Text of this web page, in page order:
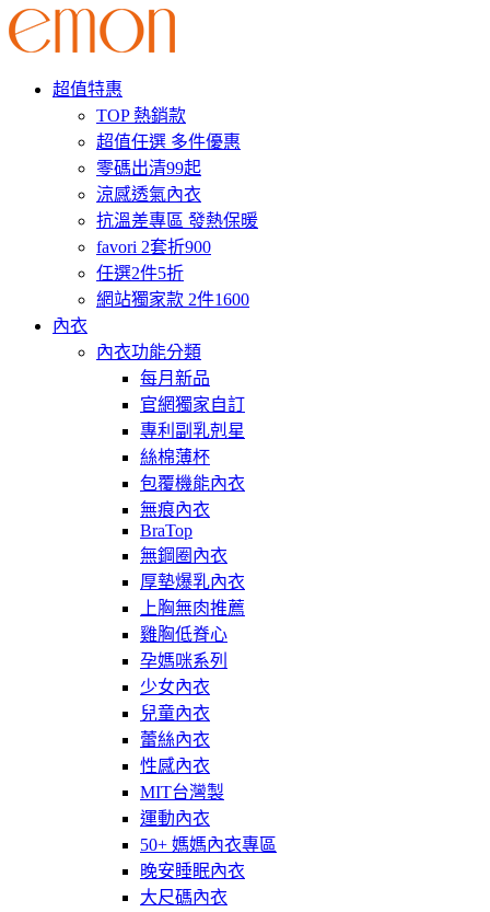
超值特惠
TOP 熱銷款
超值任選 多件優惠
零碼出清99起
涼感透氣內衣
抗溫差專區 發熱保暖
favori 2套折900
任選2件5折
網站獨家款 2件1600
內衣
內衣功能分類
每月新品
官網獨家自訂
專利副乳剋星
絲棉薄杯
包覆機能內衣
無痕內衣
BraTop
無鋼圈內衣
厚墊爆乳內衣
上胸無肉推薦
雞胸低脊心
孕媽咪系列
少女內衣
兒童內衣
蕾絲內衣
性感內衣
MIT台灣製
運動內衣
50+ 媽媽內衣專區
晚安睡眠內衣
大尺碼內衣